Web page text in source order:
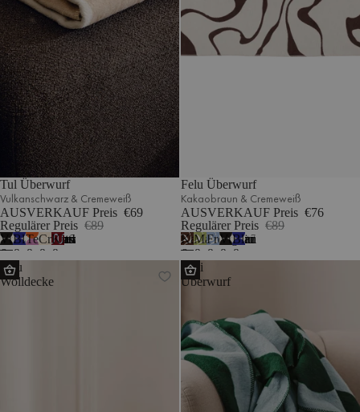
Tul Überwurf
Vulkanschwarz & Cremeweiß
AUSVERKAUF Preis €69
Regulärer Preis €89
Vulkanschwarz
&
Cremeweiß
Blaubeermousse
&
Cremeweiß
Terrakotta
&
Cremebeige
&
Kirschsaft
&
7
Felu Überwurf
Kakaobraun & Cremeweiß
AUSVERKAUF Preis €76
Regulärer Preis €89
Kakaobraun
&
Cremeweiß
Matchagrün
&
Cremeweiß
Frostblau
&
Vulkanschwarz
&
Blaubeermousse
&
7
Hilu
Wolldecke
Gilli
Überwurf